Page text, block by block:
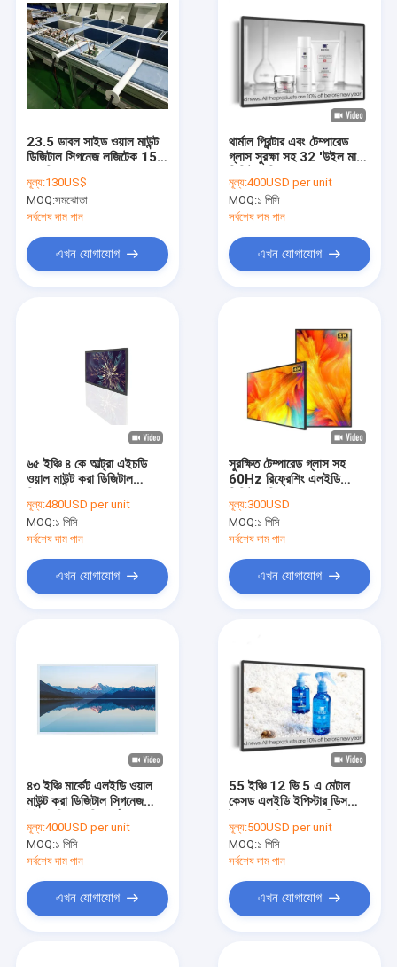
আমাদের সম্পর্কে
কারখানা ভ্রমণ
যোগাযোগ করুন
ওয়াল ডিজিটাল signage মাউন্ট করা
ডিজিটাল সংকেত কিয়স্ক
Signage ডিজিটাল ভিডিও দেয়াল
সংকীর্ণ বেজ এলসিডি ভিডিও ওয়াল
টাচ স্ক্রিন কিয়স্ক
মুখের স্বীকৃতি ইনফ্রারেড থার্মোমিটার
23.5 ডাবল সাইড ওয়াল মাউন্ট
ডিজিটাল সিগনেজ লজিটেক 15
মূল্য:130US$
MOQ:সমঝোতা
সর্বশেষ দাম পান
এখন যোগাযোগ
থার্মাল প্রিন্টার এবং টেম্পারেড
গ্লাস সুরক্ষা সহ 32 'উইল মাউন্ট
মূল্য:400USD per unit
MOQ:১ পিসি
সর্বশেষ দাম পান
এখন যোগাযোগ
৬৫ ইঞ্চি ৪ কে আল্ট্রা এইচডি
ওয়াল মাউন্ট করা ডিজিটাল
স্প্লাইসড এজ এবং ইনফ্রারেড
টাচ প্যানেল সহ
মূল্য:480USD per unit
MOQ:১ পিসি
সর্বশেষ দাম পান
এখন যোগাযোগ
সুরক্ষিত টেম্পারেড গ্লাস সহ
60Hz রিফ্রেশিং এলইডি
মূল্য:300USD
MOQ:১ পিসি
সর্বশেষ দাম পান
এখন যোগাযোগ
৪৩ ইঞ্চি মার্কেট এলইডি ওয়াল
মাউন্ট করা ডিজিটাল সিগনেজ
১২০০-১ কন্ট্রাস্ট রেসিও সহ
মূল্য:400USD per unit
MOQ:১ পিসি
সর্বশেষ দাম পান
এখন যোগাযোগ
55 ইঞ্চি 12 ভি 5 এ মেটাল
কেসড এলইডি ইপিস্টার ডিসপ্লে
প্রিন্টার সহ
মূল্য:500USD per unit
MOQ:১ পিসি
সর্বশেষ দাম পান
এখন যোগাযোগ